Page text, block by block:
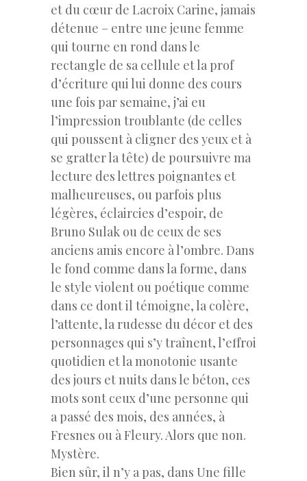
et du cœur de Lacroix Carine, jamais
détenue – entre une jeune femme
qui tourne en rond dans le
rectangle de sa cellule et la prof
d’écriture qui lui donne des cours
une fois par semaine, j’ai eu
l’impression troublante (de celles
qui poussent à cligner des yeux et à
se gratter la tête) de poursuivre ma
lecture des lettres poignantes et
malheureuses, ou parfois plus
légères, éclaircies d’espoir, de
Bruno Sulak ou de ceux de ses
anciens amis encore à l’ombre. Dans
le fond comme dans la forme, dans
le style violent ou poétique comme
dans ce dont il témoigne, la colère,
l’attente, la rudesse du décor et des
personnages qui s’y traînent, l’effroi
quotidien et la monotonie usante
des jours et nuits dans le béton, ces
mots sont ceux d’une personne qui
a passé des mois, des années, à
Fresnes ou à Fleury. Alors que non.
Mystère.
Bien sûr, il n’y a pas, dans Une fille